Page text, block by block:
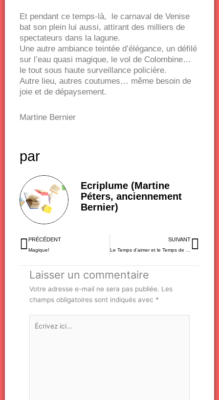
Et pendant ce temps-là, le carnaval de Venise
bat son plein lui aussi, attirant des milliers de
spectateurs dans la lagune.
Une autre ambiance teintée d’élégance, un défilé
sur l’eau quasi magique, le vol de Colombine…
le tout sous haute surveillance policière.
Autre lieu, autres coutumes… même besoin de
joie et de dépaysement.
Martine Bernier
par
Ecriplume (Martine
Péters, anciennement
Bernier)
Précédent
PRÉCÉDENT
Magique!
SUIVANT
Laisser un commentaire
Votre adresse e-mail ne sera pas publiée. Les
champs obligatoires sont indiqués avec *
Écrivez
ici…